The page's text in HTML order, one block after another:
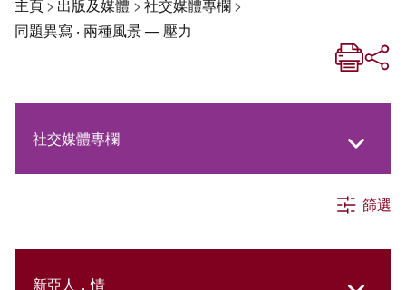
主頁> 出版及媒體 > 社交媒體專欄>
同題異寫 ‧ 兩種風景 — 壓力
社交媒體專欄
《新亞．新知》
篩選
新亞人．情